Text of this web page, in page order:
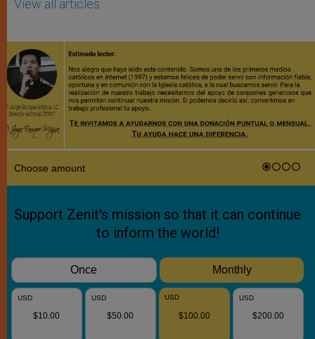
View all articles